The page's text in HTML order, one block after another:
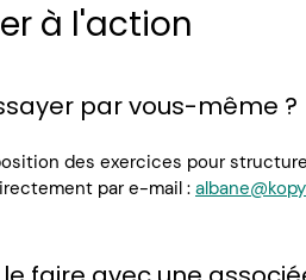
à l'action
par vous-même ?
des exercices pour
par e-mail :